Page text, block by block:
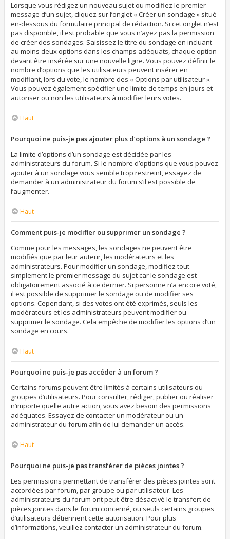
Lorsque vous rédigez un nouveau sujet ou modifiez le premier
message d’un sujet, cliquez sur l’onglet « Créer un sondage » situé
en-dessous du formulaire principal de rédaction. Si cet onglet n’est
pas disponible, il est probable que vous n’ayez pas la permission
de créer des sondages. Saisissez le titre du sondage en incluant
au moins deux options dans les champs adéquats, chaque option
devant être insérée sur une nouvelle ligne. Vous pouvez définir le
nombre d’options que les utilisateurs peuvent insérer en
modifiant, lors du vote, le nombre des « Options par utilisateur ».
Vous pouvez également spécifier une limite de temps en jours et
autoriser ou non les utilisateurs à modifier leurs votes.
Haut
Pourquoi ne puis-je pas ajouter plus d’options à un sondage ?
La limite d’options d’un sondage est décidée par les
administrateurs du forum. Si le nombre d’options que vous pouvez
ajouter à un sondage vous semble trop restreint, essayez de
demander à un administrateur du forum s’il est possible de
l’augmenter.
Haut
Comment puis-je modifier ou supprimer un sondage ?
Comme pour les messages, les sondages ne peuvent être
modifiés que par leur auteur, les modérateurs et les
administrateurs. Pour modifier un sondage, modifiez tout
simplement le premier message du sujet car le sondage est
obligatoirement associé à ce dernier. Si personne n’a encore voté,
il est possible de supprimer le sondage ou de modifier ses
options. Cependant, si des votes ont été exprimés, seuls les
modérateurs et les administrateurs peuvent modifier ou
supprimer le sondage. Cela empêche de modifier les options d’un
sondage en cours.
Haut
Pourquoi ne puis-je pas accéder à un forum ?
Certains forums peuvent être limités à certains utilisateurs ou
groupes d’utilisateurs. Pour consulter, rédiger, publier ou réaliser
n’importe quelle autre action, vous avez besoin des permissions
adéquates. Essayez de contacter un modérateur ou un
administrateur du forum afin de lui demander un accès.
Haut
Pourquoi ne puis-je pas transférer de pièces jointes ?
Les permissions permettant de transférer des pièces jointes sont
accordées par forum, par groupe ou par utilisateur. Les
administrateurs du forum ont peut-être désactivé le transfert de
pièces jointes dans le forum concerné, ou seuls certains groupes
d’utilisateurs détiennent cette autorisation. Pour plus
d’informations, veuillez contacter un administrateur du forum.